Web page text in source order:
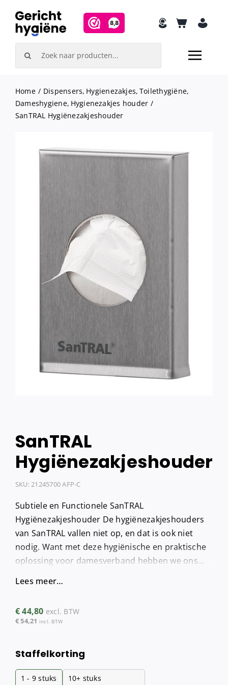
content
Home Dispensers Hygienezakjes Toilethygiëne
Dameshygiene Hygienezakjes houder
SanTRAL Hygiënezakjeshouder
SanTRAL
Hygiënezakjeshouder
SKU:21245700 AFP-C
Subtiele en Functionele SanTRAL
Hygiënezakjeshouder De hygiënezakjeshouders
van SanTRAL vallen niet op, en dat is ook niet
nodig. Want met deze hygiënische en praktische
oplossing voor damesverband hebben we ons...
Lees meer…
€44,80 excl. BTW
€54,21 incl. BTW
Staffelkorting
1 - 9 stuks 10+ stuks